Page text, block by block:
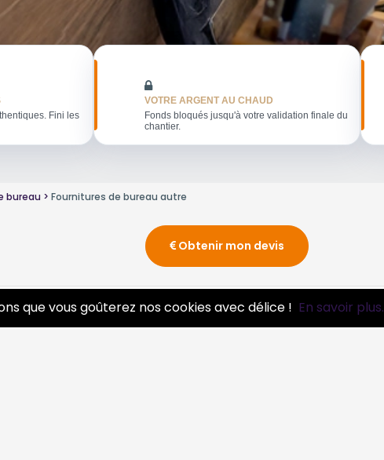
Fini les
VOTRE ARGENT AU CHAUD
Fonds bloqués jusqu'à votre validation finale du
chantier.
bureau Fournitures de bureau autre
Obtenir mon devis
0 pros
que vous goûterez nos cookies avec délice ! En savoir plus.